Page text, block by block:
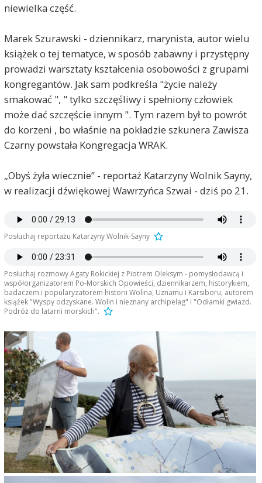
niewielka część.
Marek Szurawski - dziennikarz, marynista, autor wielu
książek o tej tematyce, w sposób zabawny i przystępny
prowadzi warsztaty kształcenia osobowości z grupami
kongregantów. Jak sam podkreśla "życie należy
smakować ", " tylko szczęśliwy i spełniony człowiek
może dać szczęście innym ". Tym razem był to powrót
do korzeni , bo właśnie na pokładzie szkunera Zawisza
Czarny powstała Kongregacja WRAK.
„Obyś żyła wiecznie” - reportaż Katarzyny Wolnik Sayny,
w realizacji dźwiękowej Wawrzyńca Szwai - dziś po 21.
Posłuchaj reportażu Katarzyny Wolnik-Sayny
Posłuchaj rozmowy Agaty Rokickiej z Piotrem Oleksym - pomysłodawcą i
współorganizatorem Po-Morskich Opowieści, dziennikarzem, historykiem,
badaczem i popularyzatorem historii Wolina, Uznamu i Karsiboru, autorem
książek "Wyspy odzyskane. Wolin i nieznany archipelag" i "Odłamki gwiazd.
Podróż do latarni morskich".